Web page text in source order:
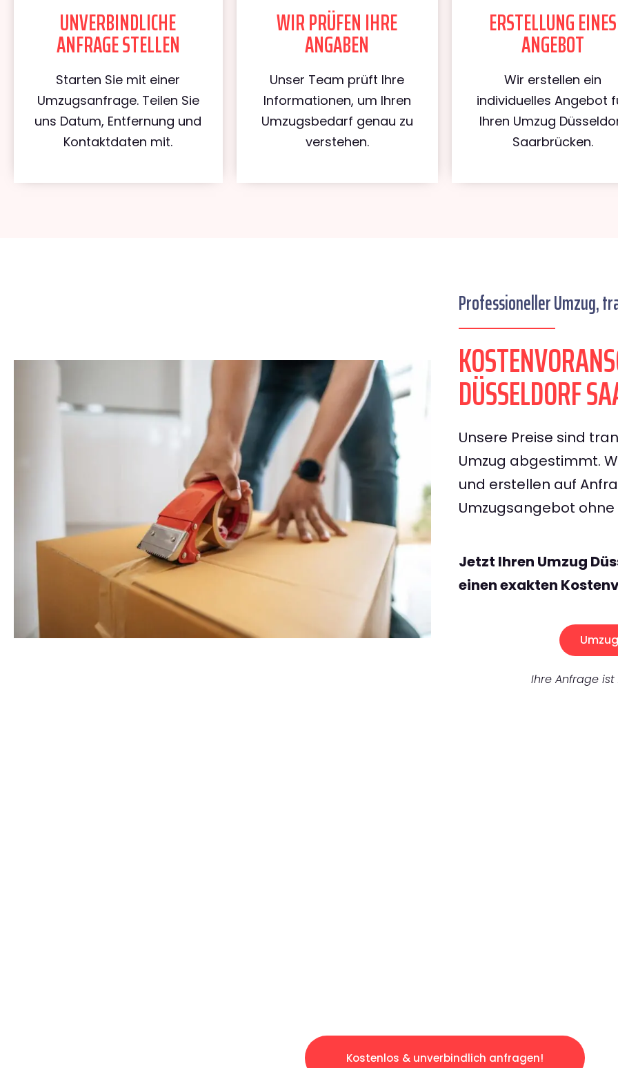
UNVERBINDLICHE
ANFRAGE STELLEN
Starten Sie mit einer
Umzugsanfrage. Teilen Sie
uns Datum, Entfernung und
Kontaktdaten mit.
WIR PRÜFEN IHRE
ANGABEN
Unser Team prüft Ihre
Informationen, um Ihren
Umzugsbedarf genau zu
verstehen.
ERSTELLUNG EINES
ANGEBOT
Wir erstellen ein
individuelles Angebot
Ihren Umzug
Saarbrücken.
Professioneller Umzug,
DÜSSELDORF
Unsere Preise sind
Umzug abgestimmt.
und erstellen auf
Umzugsangebot
Jetzt Ihren Umzug
einen exakten
Ihre Anfrage ist
Kostenlos & unverbindlich anfragen!